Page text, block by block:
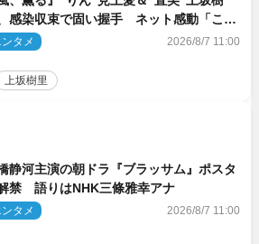
感染収束で固い握手 ネット感動「この
ィは最強」「アツい」
ンタメ 2026/8/7 11:00
上坂樹里
静河主演の朝ドラ『ブラッサム』ポスタ
禁 語りはNHK三條雅幸アナ
ンタメ 2026/8/7 11:00